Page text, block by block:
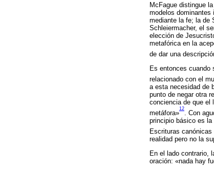
McFague distingue
modelos dominantes
mediante la fe; la de
Schleiermacher, el
elección de
metafórica en la
de dar una
Es entonces cuando
relacionado con el
a esta necesidad de
punto de negar otra
conciencia de que el
metáfora»
12
. Con
principio básico es
Escrituras
realidad pero no la
En el lado contrario,
oración: «nada hay